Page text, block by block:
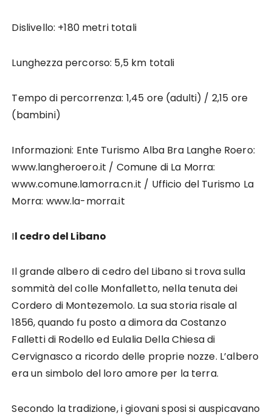
Dislivello: +180 metri totali
Lunghezza percorso: 5,5 km totali
Tempo di percorrenza: 1,45 ore (adulti) / 2,15 ore
(bambini)
Informazioni: Ente Turismo Alba Bra Langhe Roero:
www.langheroero.it / Comune di La Morra:
www.comune.lamorra.cn.it / Ufficio del Turismo La
Morra: www.la-morra.it
Il cedro del Libano
Il grande albero di cedro del Libano si trova sulla
sommità del colle Monfalletto, nella tenuta dei
Cordero di Montezemolo. La sua storia risale al
1856, quando fu posto a dimora da Costanzo
Falletti di Rodello ed Eulalia Della Chiesa di
Cervignasco a ricordo delle proprie nozze. L’albero
era un simbolo del loro amore per la terra.
Secondo la tradizione, i giovani sposi si auspicavano